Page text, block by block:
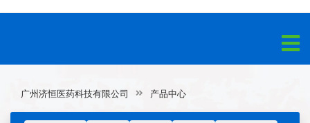
广州济恒医药科技有限公司 产品中心